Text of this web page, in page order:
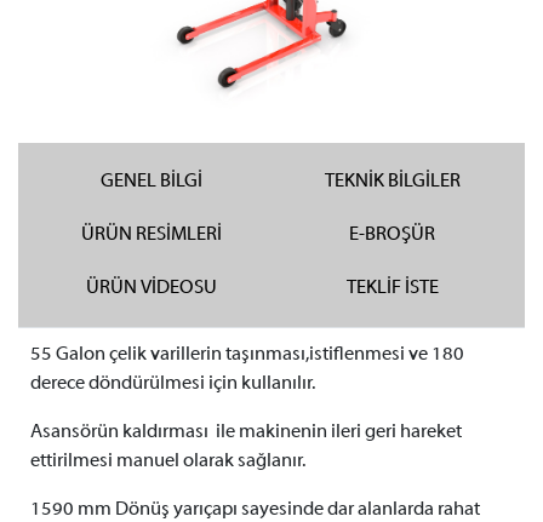
GENEL BİLGİ TEKNİK BİLGİLER
ÜRÜN RESİMLERİ E-BROŞÜR
ÜRÜN VİDEOSU TEKLİF İSTE
55 Galon çelik varillerin taşınması,istiflenmesi ve 180
derece döndürülmesi için kullanılır.
Asansörün kaldırması ile makinenin ileri geri hareket
ettirilmesi manuel olarak sağlanır.
1590 mm Dönüş yarıçapı sayesinde dar alanlarda rahat